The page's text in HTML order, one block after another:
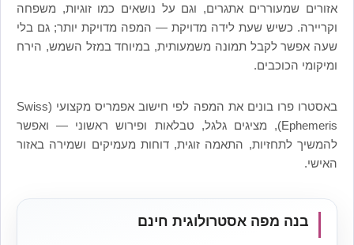
אזורים שמעוררים אתגרים, וגם על נושאים כמו זוגיות, משפחה
וקריירה. כשיש שעת לידה מדויקת — המפה מדויקת יותר; גם בלי
שעה אפשר לקבל תמונה משמעותית, במיוחד במזל השמש, הירח
ומיקומי הכוכבים.
באסטרו פרו בונים את המפה לפי חישוב אפמריס מקצועי (Swiss
Ephemeris), מציגים גלגל, טבלאות ופירוש ראשוני — ואפשר
להמשיך לתחזיות, התאמה זוגית, דוחות מעמיקים ושמירה באזור
האישי.
בנה מפה אסטרולוגית חינם